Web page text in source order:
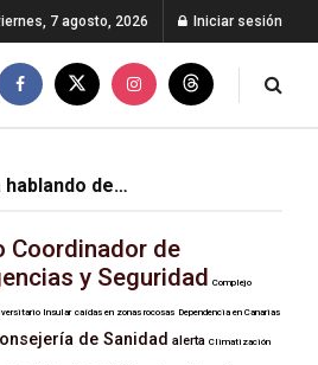
7 agosto, 2026 Iniciar sesión
hablando de…
Coordinador de
y Seguridad Complejo
Insular caídas en zonas rocosas Dependencia en Canarias
de Sanidad alerta Climatización